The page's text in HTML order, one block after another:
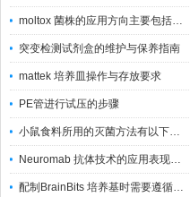
moltox 菌株的应用方向主要包括以下几个方面
突变检测试剂盒的维护与保养指南
mattek 培养皿操作与存放要求
PE管进行试压的步骤
小鼠食料所用的灭菌方法有以下三种
Neuromab 抗体技术的应用表现在这几方面
配制BrainBits 培养基时需要遵循的原则